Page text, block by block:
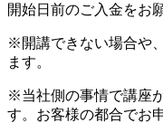
開始日前のご入金をお
※開講できない場合や
ます。
※当社側の事情で講座
す。お客様の都合でお